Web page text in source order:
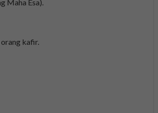
Maha Esa).
kafir.